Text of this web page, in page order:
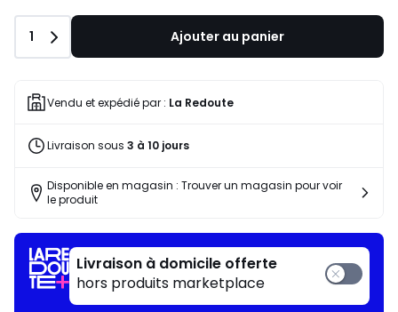
Quantité
1 Ajouter au panier
Vendu et expédié par : La Redoute
Livraison sous 3 à 10 jours
Disponible en magasin : Trouver un magasin pour voir
le produit
Livraison à domicile offerte
hors produits marketplace